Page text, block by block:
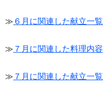
≫ ６月に関連した献立一覧
≫ ７月に関連した料理内容
≫ ７月に関連した献立一覧